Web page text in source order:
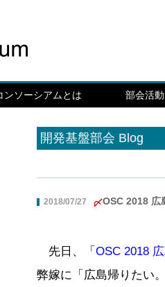
ンソーシアムとは 部会活動
開発基盤部会 Blog
2018/07/27 OSC 2018 広
先日、「 OSC 2018
弊嫁に「広島帰りたい